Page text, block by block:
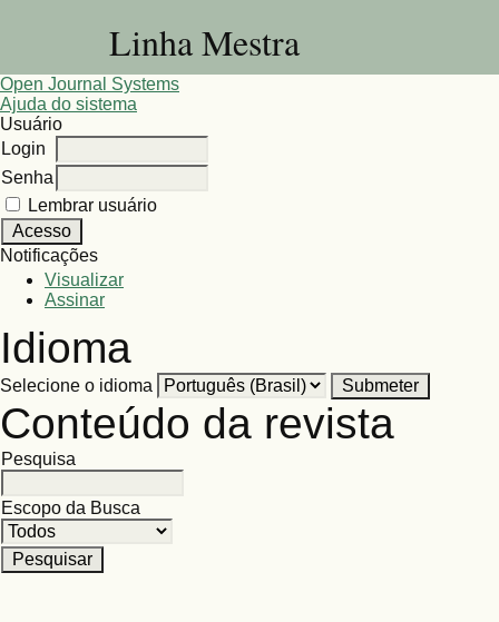
Linha Mestra
Open Journal Systems
Ajuda do sistema
Usuário
Login
Senha
Lembrar usuário
Notificações
Visualizar
Assinar
Idioma
Selecione o idioma
Conteúdo da revista
Pesquisa
Escopo da Busca